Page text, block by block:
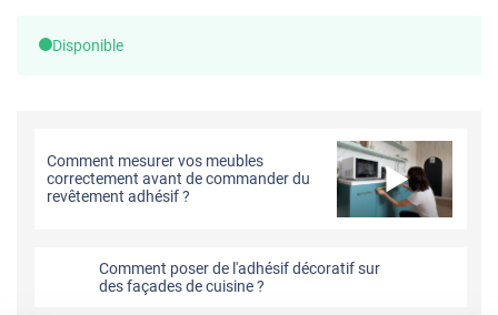
Disponible
Comment mesurer vos meubles
correctement avant de commander du
revêtement adhésif ?
Comment poser de l'adhésif décoratif sur
des façades de cuisine ?